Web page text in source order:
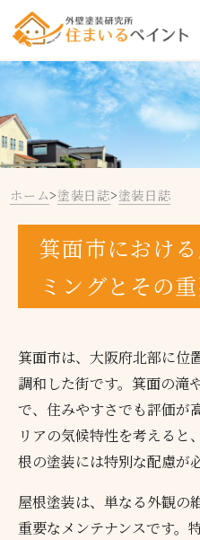
ホーム>塗装日誌>塗装日誌
箕面市におけ
ミングとその
箕面市は、大阪府北部に位
調和した街です。箕面の滝
で、住みやすさでも評価が
リアの気候特性を考えると
根の塗装には特別な配慮が
屋根塗装は、単なる外観の
重要なメンテナンスです。